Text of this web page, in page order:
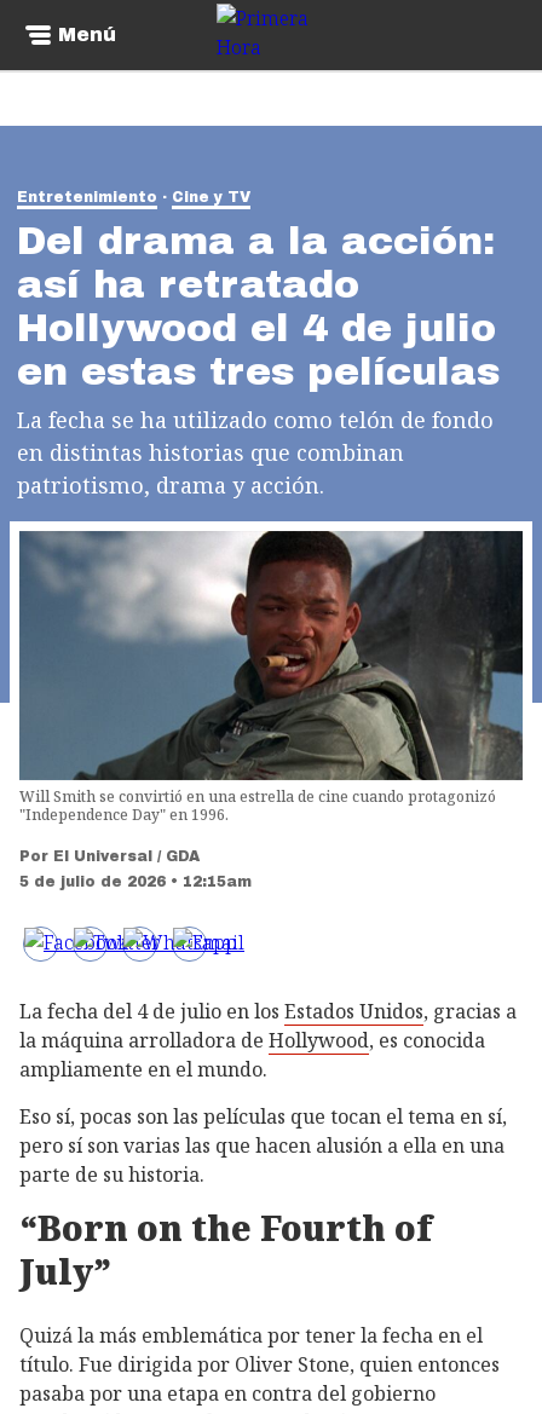
Menú
Entretenimiento Cine y TV
Del drama a la acción:
así ha retratado
Hollywood el 4 de julio
en estas tres películas
La fecha se ha utilizado como telón de fondo
en distintas historias que combinan
patriotismo, drama y acción.
Will Smith se convirtió en una estrella de cine cuando protagonizó
"Independence Day" en 1996.
Por El Universal / GDA
5 de julio de 2026 • 12:15am
La fecha del 4 de julio en los Estados Unidos, gracias a
la máquina arrolladora de Hollywood, es conocida
ampliamente en el mundo.
Eso sí, pocas son las películas que tocan el tema en sí,
pero sí son varias las que hacen alusión a ella en una
parte de su historia.
“Born on the Fourth of
July”
Quizá la más emblemática por tener la fecha en el
título. Fue dirigida por Oliver Stone, quien entonces
pasaba por una etapa en contra del gobierno